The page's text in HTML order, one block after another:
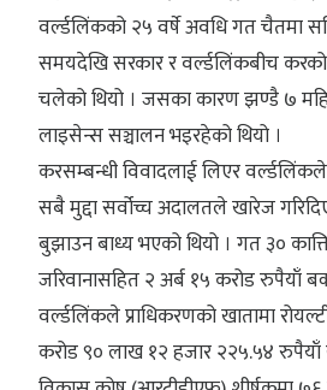
वर्ल्डलिंकको २५ वर्षे अवधि गत चैतमा
समयदेखि सरकार र वर्ल्डलिंकबीच
चलेको थियो । जसका कारण झण्डै ७
लाइसेन्स सञ्चालन भइरहेको थियो ।
करसम्बन्धी विवादलाई लिएर
सबै मुद्दा सर्वोच्च अदालतले खारेज
बुझाउन बाध्य भएको थियो । गत ३०
जरिवानासहित २ अर्ब १५ करोड रुपैयाँ
वर्ल्डलिंकले प्राधिकरणको खातामा
करोड ९० लाख १२ हजार २२५.५४ रुपैयाँ र